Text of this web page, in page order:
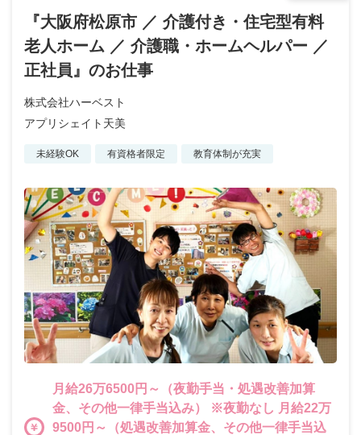
『大阪府松原市 ／ 介護付き・住宅型有料
老人ホーム ／ 介護職・ホームヘルパー ／
正社員』のお仕事
株式会社ハーベスト
アプリシェイト天美
未経験OK 有資格者限定 教育体制が充実
月給26万6500円～（夜勤手当・処遇改善加算
金、その他一律手当込み） ※夜勤なし 月給22万
9500円～（処遇改善加算金、その他一律手当込